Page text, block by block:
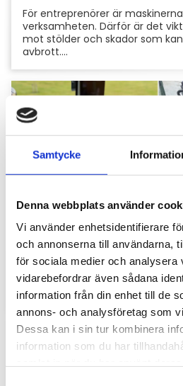
Samtycke
Denna webbplats använder
Vi använder enhetsidentifierare
och annonserna till användarna,
för sociala medier och analysera
vidarebefordrar även sådana
information från din enhet till de
annons- och analysföretag som
Dessa kan i sin tur kombinera
information som du har
För entreprenörer är
verksamheten. Därför är det
mot stölder och skador som
avbrott....
Hyttbord till traktorn,
gör stor skillnad i
Traktorhytten är för många mer
arbetet utförs. Det är kontoret,
även lunchplatsen under långa